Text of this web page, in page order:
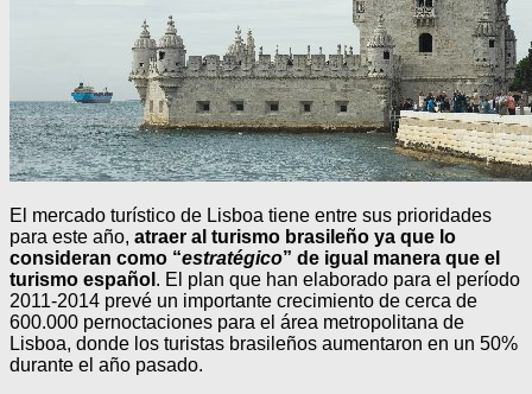
El mercado turístico de Lisboa tiene entre sus prioridades
para este año, atraer al turismo brasileño ya que lo
consideran como “estratégico” de igual manera que el
turismo español . El plan que han elaborado para el período
2011-2014 prevé un importante crecimiento de cerca de
600.000 pernoctaciones para el área metropolitana de
Lisboa, donde los turistas brasileños aumentaron en un 50%
durante el año pasado.